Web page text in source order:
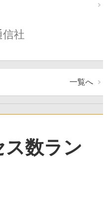
信社
一覧へ
ス数ラン